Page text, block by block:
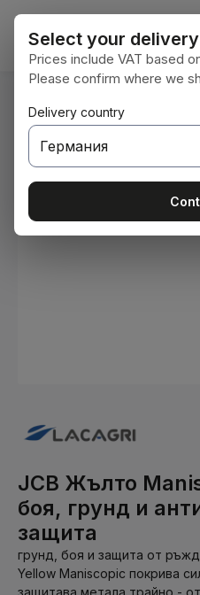
Преминете към основното
Вие сте тук: Начална страница
Бои и лакове
Пропуснете галерия с
JCB Жълто
боя, грунд и
защита
грунд, боя и защита от
Yellow Maniscopic покрива
защитава метала трайно -
Select your
Prices include VAT based
Please confirm where we
Delivery country